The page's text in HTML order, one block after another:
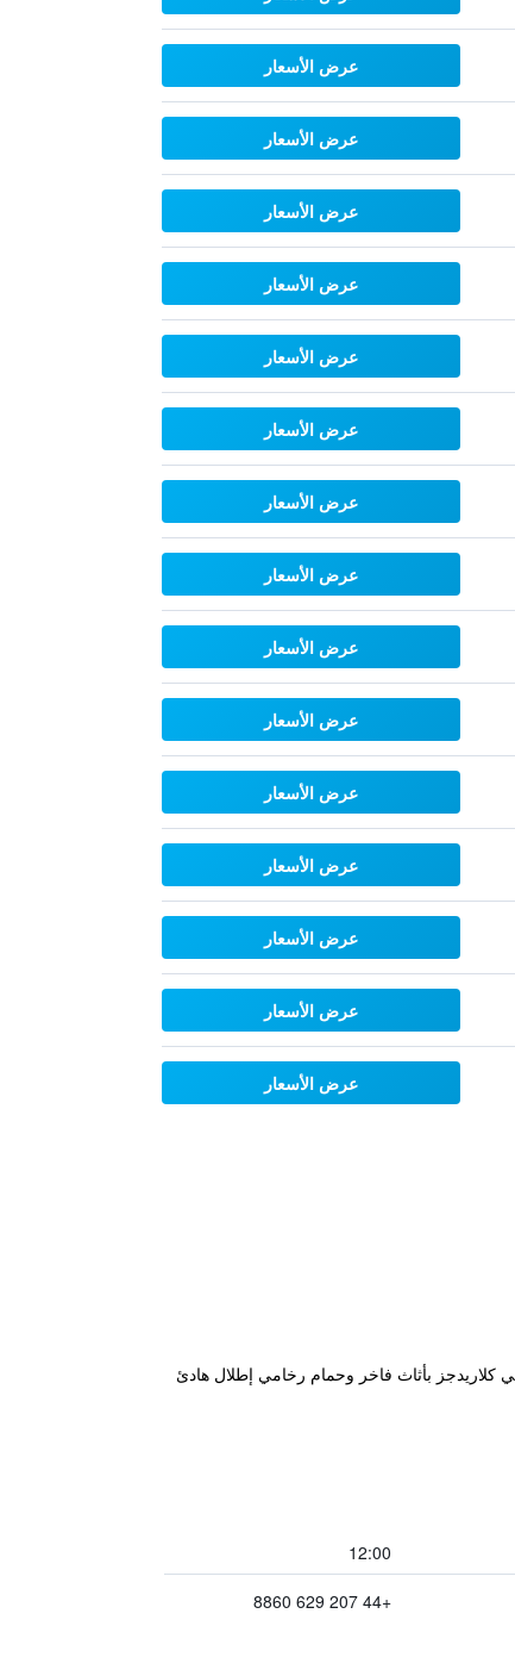
عرض الأسعار
عرض الأسعار
عرض الأسعار
عرض الأسعار
عرض الأسعار
عرض الأسعار
عرض الأسعار
عرض الأسعار
عرض الأسعار
عرض الأسعار
عرض الأسعار
عرض الأسعار
عرض الأسعار
عرض الأسعار
عرض الأسعار
كل غرفة واسعة وفاخرة في كلاريدجز بأثاث فاخر وحمام رخامي إطلال هادئ
12:00
+44 207 629 8860